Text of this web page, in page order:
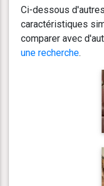
Ci-dessous
caractéristiques
comparer avec
une recherche.